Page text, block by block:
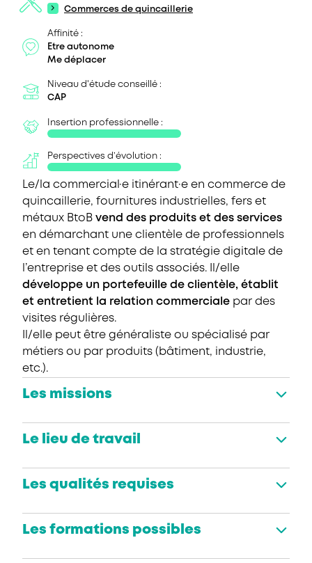
Commerces de quincaillerie
Affinité :
Etre autonome
Me déplacer
Niveau d'étude conseillé :
CAP
Insertion professionnelle :
Perspectives d’évolution :
Le/la commercial·e itinérant·e en commerce de
quincaillerie, fournitures industrielles, fers et
métaux BtoB vend des produits et des services
en démarchant une clientèle de professionnels
et en tenant compte de la stratégie digitale de
l’entreprise et des outils associés. Il/elle
développe un portefeuille de clientèle, établit
et entretient la relation commerciale par des
visites régulières.
Il/elle peut être généraliste ou spécialisé par
métiers ou par produits (bâtiment, industrie,
etc.).
Les missions
Le lieu de travail
Les qualités requises
Les formations possibles